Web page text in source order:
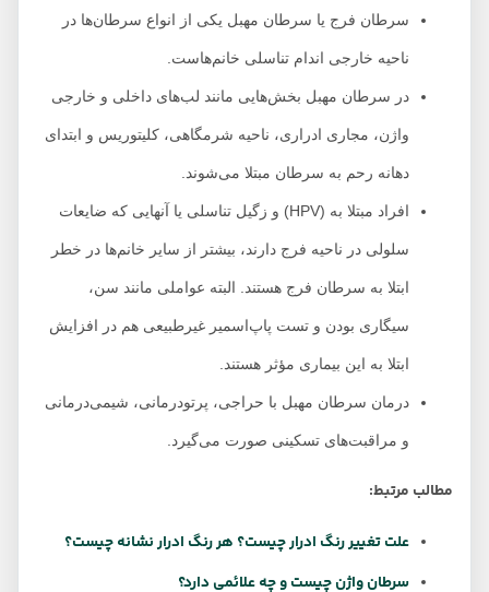
سرطان فرج یا سرطان مهبل یکی از انواع سرطان‌ها در
ناحیه خارجی اندام تناسلی خانم‌هاست.
در سرطان مهبل بخش‌هایی مانند لب‌های داخلی و خارجی
واژن، مجاری ادراری، ناحیه شرمگاهی، کلیتوریس و ابتدای
دهانه رحم به سرطان مبتلا می‌شوند.
افراد مبتلا به (HPV) و زگیل تناسلی یا آنهایی که ضایعات
سلولی در ناحیه فرج دارند، بیشتر از سایر خانم‌ها در خطر
ابتلا به سرطان فرج هستند. البته عواملی مانند سن،
سیگاری بودن و تست پاپ‌اسمیر غیرطبیعی هم در افزایش
ابتلا به این بیماری مؤثر هستند.
درمان سرطان مهبل با حراجی، پرتودرمانی، شیمی‌درمانی
و مراقبت‌های تسکینی صورت می‌گیرد.
مطالب مرتبط:
علت تغییر رنگ ادرار چیست؟ هر رنگ ادرار نشانه چیست؟
سرطان واژن چیست و چه علائمی دارد؟